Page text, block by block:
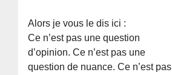
Alors je vous le dis ici :
Ce n’est pas une question
d’opinion. Ce n’est pas une
question de nuance. Ce n’est pas